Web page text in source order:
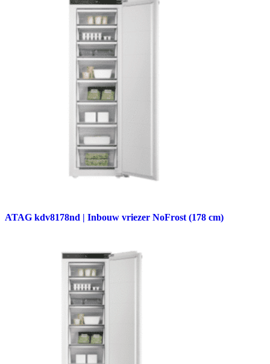
ATAG kdv8178nd | Inbouw vriezer NoFrost (178 cm)